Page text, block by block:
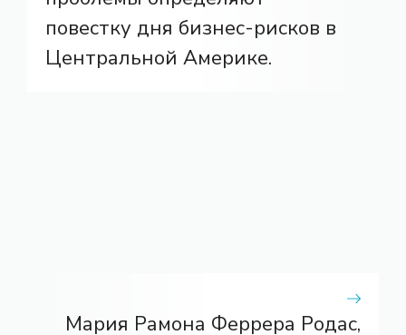
повестку дня бизнес-рисков в
Центральной Америке.
Мария Рамона Феррера Родас,